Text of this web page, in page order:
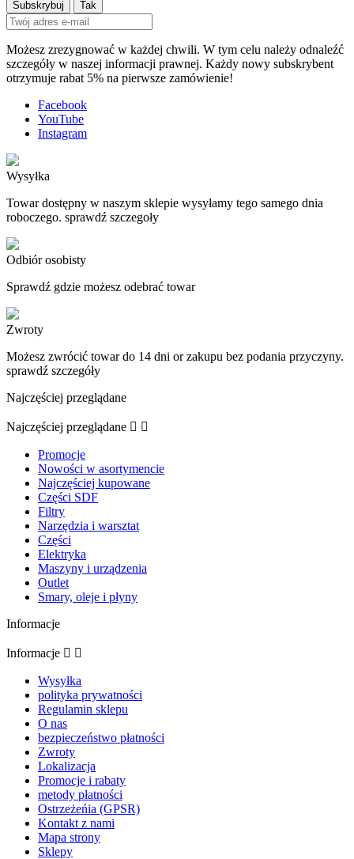
Możesz zrezygnować w każdej chwili. W tym celu należy odnaleźć
szczegóły w naszej informacji prawnej. Każdy nowy subskrybent
otrzymuje rabat 5% na pierwsze zamówienie!
Facebook
YouTube
Instagram
Wysyłka
Towar dostępny w naszym sklepie wysyłamy tego samego dnia
roboczego. sprawdź szczegoły
Odbiór osobisty
Sprawdź gdzie możesz odebrać towar
Zwroty
Możesz zwrócić towar do 14 dni or zakupu bez podania przyczyny.
sprawdź szczegóły
Najczęściej przeglądane
Najczęściej przeglądane  
Promocje
Nowości w asortymencie
Najczęściej kupowane
Części SDF
Filtry
Narzędzia i warsztat
Części
Elektryka
Maszyny i urządzenia
Outlet
Smary, oleje i płyny
Informacje
Informacje  
Wysyłka
polityka prywatności
Regulamin sklepu
O nas
bezpieczeństwo płatności
Zwroty
Lokalizacja
Promocje i rabaty
metody płatności
Ostrzeżeńia (GPSR)
Kontakt z nami
Mapa strony
Sklepy